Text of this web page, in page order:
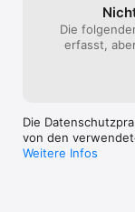
AirMini™-Gerät
Wenden Sie sich
Erkrankungen
Heilberufler. Wenn
Die
erfasst,
Die
von den
Weitere Infos